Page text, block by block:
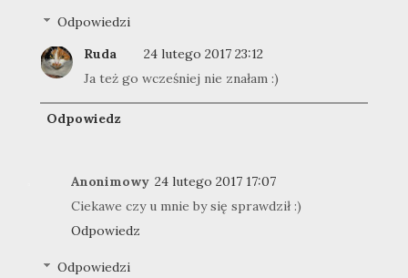
Odpowiedzi
Ruda
24 lutego 2017 23:12
Ja też go wcześniej nie znałam :)
Odpowiedz
Anonimowy 24 lutego 2017 17:07
Ciekawe czy u mnie by się sprawdził :)
Odpowiedz
Odpowiedzi